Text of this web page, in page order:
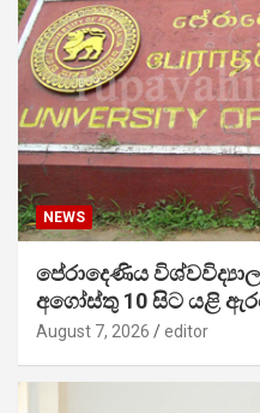
NEWS
පේරාදෙණිය
අගෝස්තු 10 සිට යළි
August 7, 2026 editor